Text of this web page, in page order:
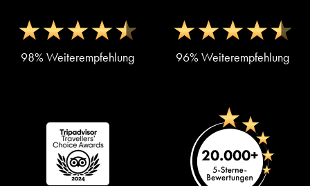
98% Weiterempfehlung 96% Weiterempfehlung